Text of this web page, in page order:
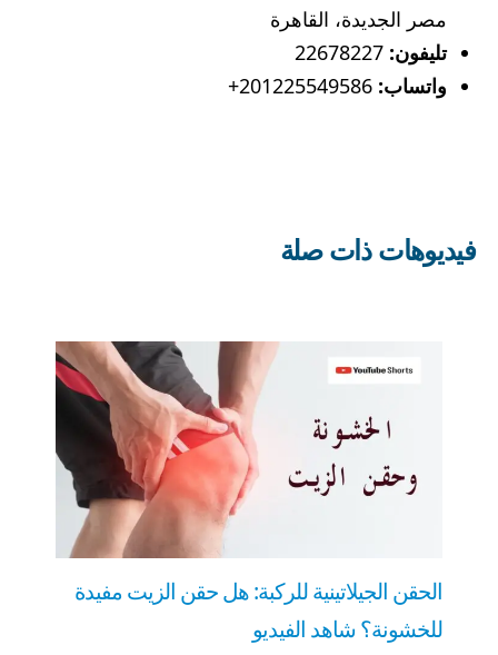
مصر الجديدة، القاهرة
تليفون: 22678227
واتساب: 201225549586+
فيديوهات ذات صلة
الحقن الجيلاتينية للركبة: هل حقن الزيت مفيدة
للخشونة؟ شاهد الفيديو